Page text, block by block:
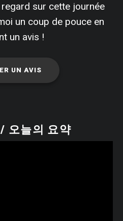
sur cette journée
un coup de pouce en
un avis !
UN AVIS
오늘의 요약